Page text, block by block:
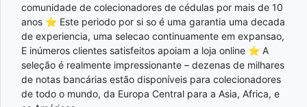
comunidade de colecionadores de cédulas por mais de 10
anos ⭐ Este periodo por si so é uma garantia uma decada
de experiencia, uma selecao continuamente em expansao,
E inúmeros clientes satisfeitos apoiam a loja online ⭐ A
seleção é realmente impressionante – dezenas de milhares
de notas bancárias estão disponíveis para colecionadores
de todo o mundo, da Europa Central para a Asia, Africa, e